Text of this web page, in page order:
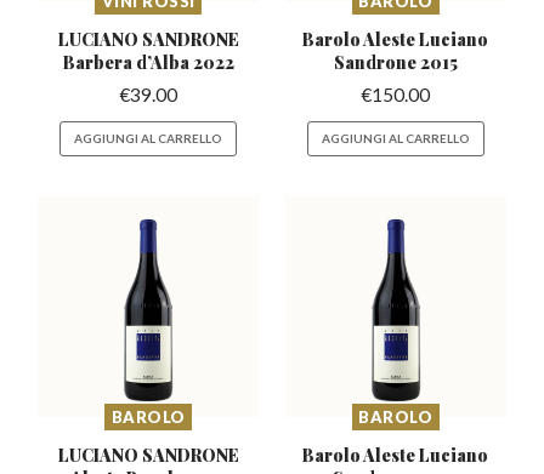
LUCIANO SANDRONE
Barbera d’Alba 2022
€39.00
AGGIUNGI AL CARRELLO
Barolo Aleste Luciano
Sandrone 2015
€150.00
AGGIUNGI AL CARRELLO
BAROLO
LUCIANO SANDRONE
BAROLO
Barolo Aleste Luciano